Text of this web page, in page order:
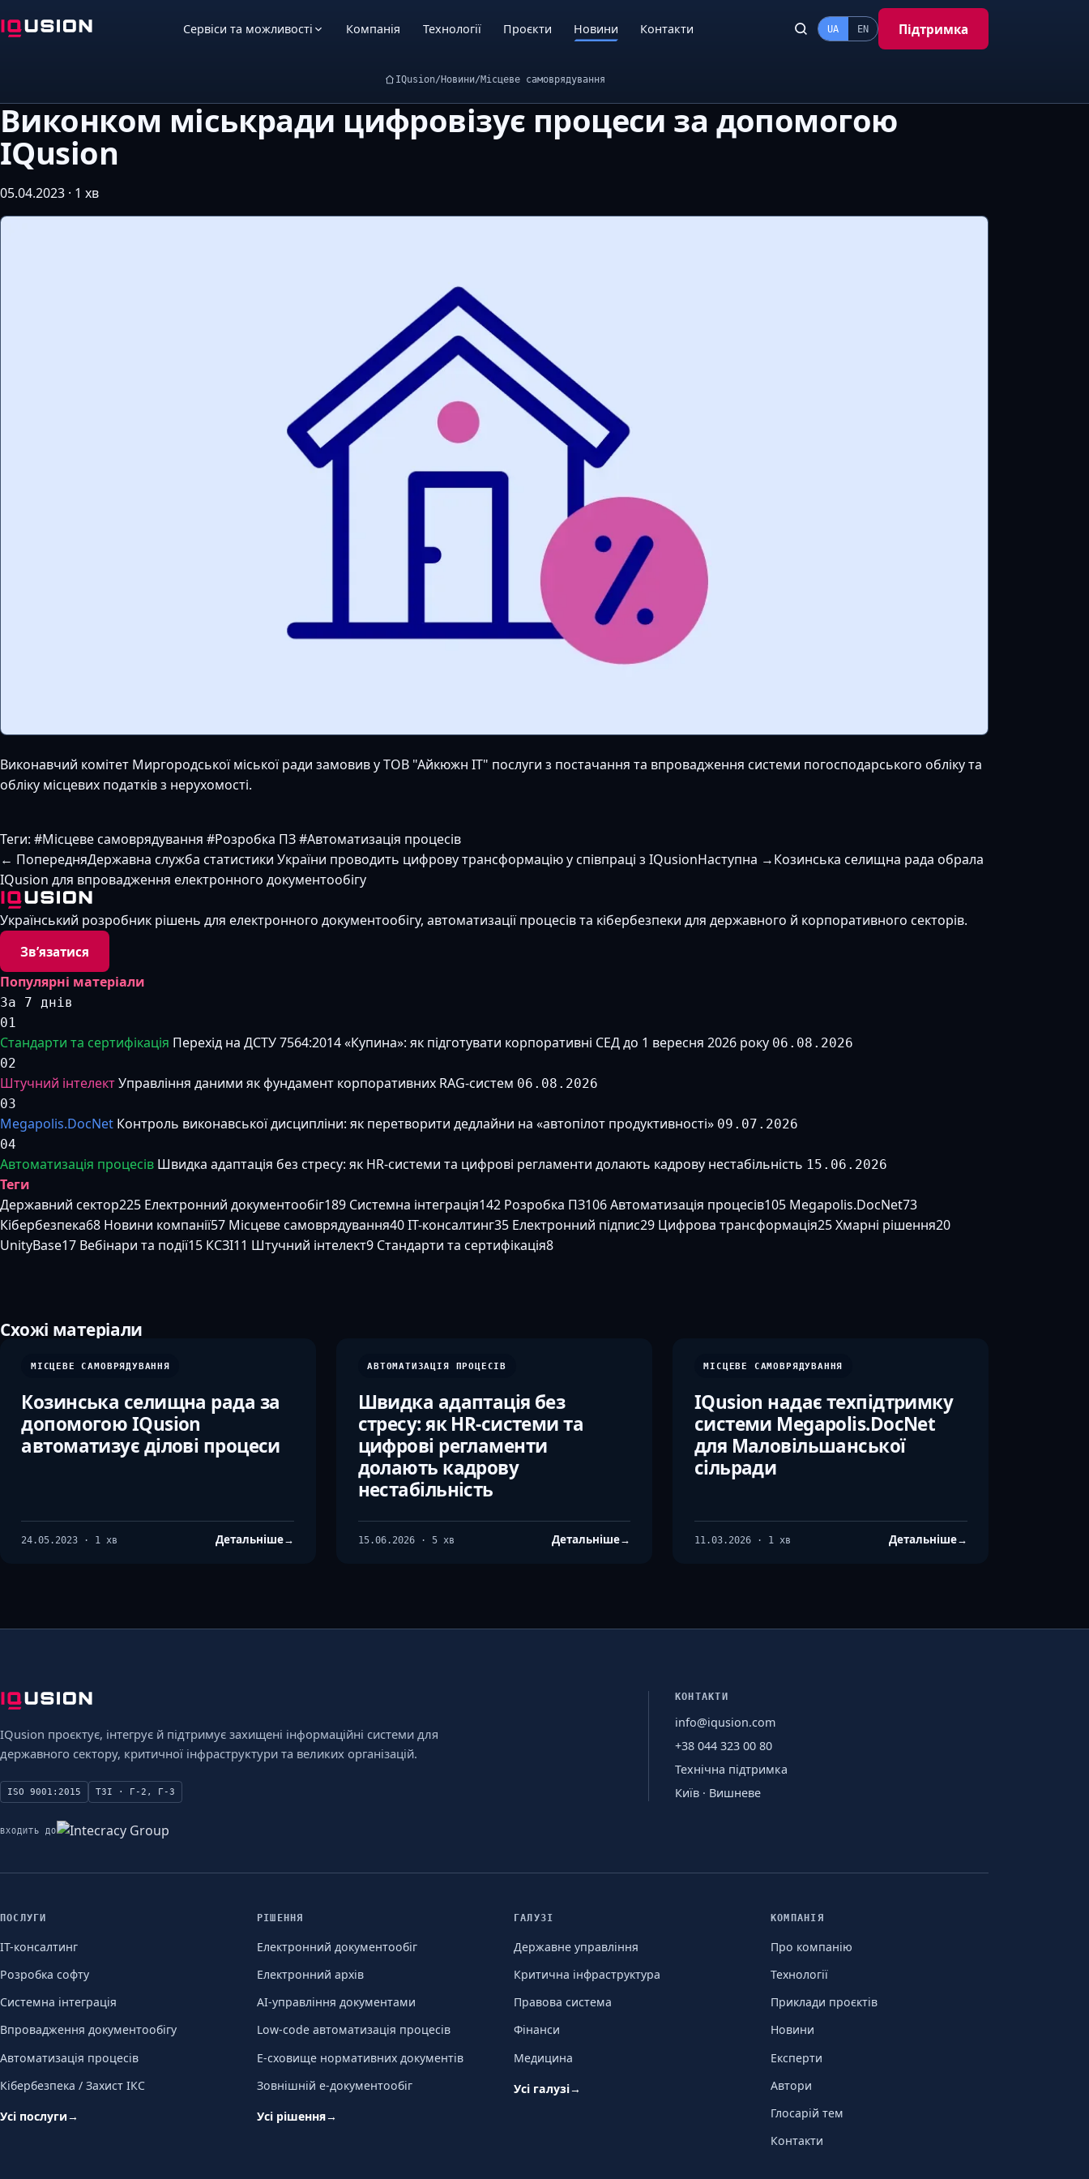
Сервіси та можливості Компанія Технології Проєкти Новини Контакти UA EN Підтримка
IQusion/Новини/Місцеве самоврядування
Виконком міськради цифровізує процеси за допомогою
IQusion
05.04.2023 · 1 хв
Виконавчий комітет Миргородської міської ради замовив у ТОВ "Айкюжн ІТ" послуги з постачання та впровадження системи погосподарського обліку та
обліку місцевих податків з нерухомості.
Теги: #Місцеве самоврядування #Розробка ПЗ#Автоматизація процесів
← ПопередняДержавна служба статистики України проводить цифрову трансформацію у співпраці з IQusionНаступна →Козинська селищна рада обрала
IQusion для впровадження електронного документообігу
Український розробник рішень для електронного документообігу, автоматизації процесів та кібербезпеки для державного й корпоративного секторів.
Звʼязатися
Популярні матеріали
За 7 днів
01
Стандарти та сертифікація Перехід на ДСТУ 7564:2014 «Купина»: як підготувати корпоративні СЕД до 1 вересня 2026 року 06.08.2026
02
Штучний інтелектУправління даними як фундамент корпоративних RAG-систем 06.08.2026
03
Megapolis.DocNet Контроль виконавської дисципліни: як перетворити дедлайни на «автопілот продуктивності» 09.07.2026
04
Автоматизація процесів Швидка адаптація без стресу: як HR-системи та цифрові регламенти долають кадрову нестабільність 15.06.2026
Теги
Державний сектор225 Електронний документообіг189 Системна інтеграція142 Розробка ПЗ106Автоматизація процесів105 Megapolis.DocNet73
Кібербезпека68 Новини компанії57 Місцеве самоврядування40ІТ-консалтинг35 Електронний підпис29 Цифрова трансформація25Хмарні рішення20
UnityBase17 Вебінари та події15 КСЗІ11 Штучний інтелект9 Стандарти та сертифікація8
Схожі матеріали
МІСЦЕВЕ САМОВРЯДУВАННЯ
Козинська селищна рада за
допомогою IQusion
автоматизує ділові процеси
24.05.2023 · 1 хв Детальніше→
АВТОМАТИЗАЦІЯ ПРОЦЕСІВ
Швидка адаптація без
стресу: як HR-системи та
цифрові регламенти
долають кадрову
нестабільність
15.06.2026 · 5 хв Детальніше→
МІСЦЕВЕ САМОВРЯДУВАННЯ
IQusion надає техпідтримку
системи Megapolis.DocNet
для Маловільшанської
сільради
11.03.2026 · 1 хв Детальніше→
IQusion проєктує, інтегрує й підтримує захищені інформаційні системи для
державного сектору, критичної інфраструктури та великих організацій.
ISO 9001:2015 ТЗІ · Г-2, Г-3
ВХОДИТЬ ДО
КОНТАКТИ
info@iqusion.com
+38 044 323 00 80
Технічна підтримка
Київ · Вишневе
ПОСЛУГИ
ІТ-консалтинг
Розробка софту
Системна інтеграція
Впровадження документообігу
Автоматизація процесів
Кібербезпека / Захист ІКС
Усі послуги→
РІШЕННЯ
Електронний документообіг
Електронний архів
AI-управління документами
Low-code автоматизація процесів
Е-сховище нормативних документів
Зовнішній е-документообіг
Усі рішення→
ГАЛУЗІ
Державне управління
Критична інфраструктура
Правова система
Фінанси
Медицина
Усі галузі→
КОМПАНІЯ
Про компанію
Технології
Приклади проєктів
Новини
Експерти
Автори
Глосарій тем
Контакти